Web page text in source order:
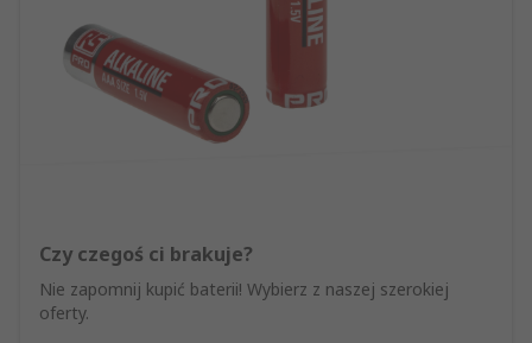
Czy czegoś ci brakuje?
Nie zapomnij kupić baterii! Wybierz z naszej szerokiej
oferty.